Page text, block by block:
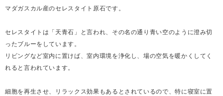
マダガスカル産のセレスタイト原石です。
セレスタイトは「天青石」と言われ、その名の通り青い空のように澄み切
ったブルーをしています。
リビングなど室内に置けば、室内環境を浄化し、場の空気を暖かくしてく
れると言われています。
細胞を再生させ、リラックス効果もあるとされているので、特に寝室に置